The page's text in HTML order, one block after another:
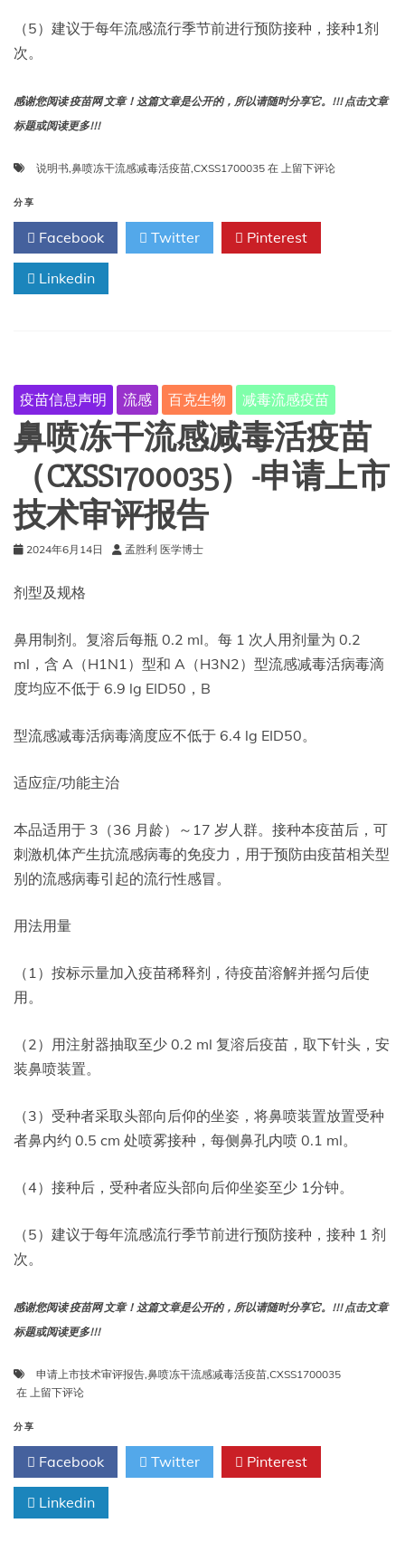
（5）建议于每年流感流行季节前进行预防接种，接种1剂
次。
感谢您阅读 疫苗网 文章！这篇文章是公开的，所以请随时分享它。!!! 点击文章
标题或阅读更多!!!
说明书,鼻喷冻干流感减毒活疫苗,CXSS1700035 在 鼻
干
流
感
说
明
书
上留下评论
分享
Facebook Twitter Pinterest
Linkedin
疫苗信息声明 流感 百克生物 减毒流感疫苗
鼻喷冻干流感减毒活疫苗
（CXSS1700035）-申请上市
技术审评报告
2024年6月14日 孟胜利 医学博士
剂型及规格
鼻用制剂。复溶后每瓶 0.2 ml。每 1 次人用剂量为 0.2
ml，含 A（H1N1）型和 A（H3N2）型流感减毒活病毒滴
度均应不低于 6.9 lg EID50，B
型流感减毒活病毒滴度应不低于 6.4 lg EID50。
适应症/功能主治
本品适用于 3（36 月龄）～17 岁人群。接种本疫苗后，可
刺激机体产生抗流感病毒的免疫力，用于预防由疫苗相关型
别的流感病毒引起的流行性感冒。
用法用量
（1）按标示量加入疫苗稀释剂，待疫苗溶解并摇匀后使
用。
（2）用注射器抽取至少 0.2 ml 复溶后疫苗，取下针头，安
装鼻喷装置。
（3）受种者采取头部向后仰的坐姿，将鼻喷装置放置受种
者鼻内约 0.5 cm 处喷雾接种，每侧鼻孔内喷 0.1 ml。
（4）接种后，受种者应头部向后仰坐姿至少 1分钟。
（5）建议于每年流感流行季节前进行预防接种，接种 1 剂
次。
感谢您阅读 疫苗网 文章！这篇文章是公开的，所以请随时分享它。!!! 点击文章
标题或阅读更多!!!
申请上市技术审评报告,鼻喷冻干流感减毒活疫苗,CXSS1700035
在 鼻
冻
干
流
感
减
毒
上留下评论
分享
Facebook Twitter Pinterest
Linkedin